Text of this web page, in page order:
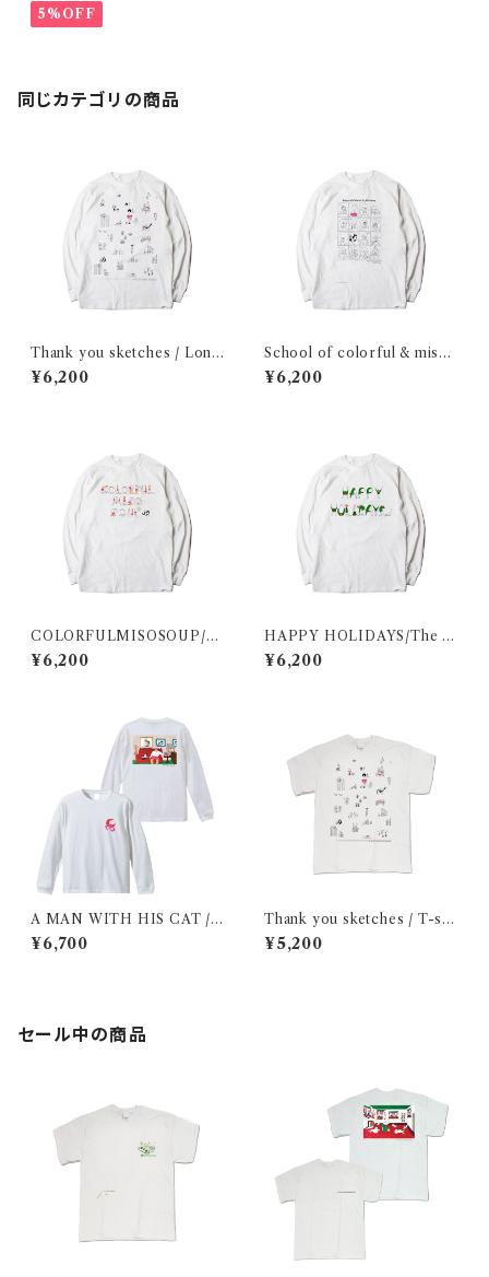
5%OFF
同じカテゴリの商品
Thank you sketches / Long
sleeve shirt
¥6,200
School of colorful & misos
oup / Long sleeve shirt
¥6,200
COLORFULMISOSOUP/T
he man letterforms / Long
sleeve shirt
¥6,200
HAPPY HOLIDAYS/The w
oman letterforms / Long sl
eeve shirt
¥6,200
A MAN WITH HIS CAT / L
ong sleeve shirt
¥6,700
Thank you sketches / T-shi
rt
¥5,200
セール中の商品